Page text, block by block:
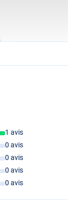
1 avis
0 avis
0 avis
0 avis
0 avis